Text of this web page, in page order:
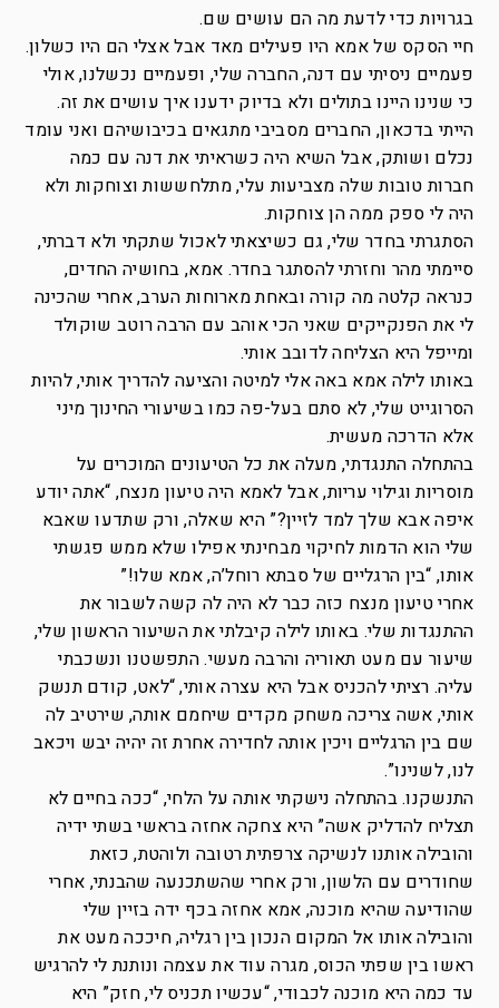
בגרויות כדי לדעת מה הם עושים שם.
חיי הסקס של אמא היו פעילים מאד אבל אצלי הם היו כשלון.
פעמיים ניסיתי עם דנה, החברה שלי, ופעמיים נכשלנו, אולי
כי שנינו היינו בתולים ולא בדיוק ידענו איך עושים את זה.
הייתי בדכאון, החברים מסביבי מתגאים בכיבושיהם ואני עומד
נכלם ושותק, אבל השיא היה כשראיתי את דנה עם כמה
חברות טובות שלה מצביעות עלי, מתלחששות וצוחקות ולא
היה לי ספק ממה הן צוחקות.
הסתגרתי בחדר שלי, גם כשיצאתי לאכול שתקתי ולא דברתי,
סיימתי מהר וחזרתי להסתגר בחדר. אמא, בחושיה החדים,
כנראה קלטה מה קורה ובאחת מארוחות הערב, אחרי שהכינה
לי את הפנקייקים שאני הכי אוהב עם הרבה רוטב שוקולד
ומייפל היא הצליחה לדובב אותי.
באותו לילה אמא באה אלי למיטה והציעה להדריך אותי, להיות
הסרוגייט שלי, לא סתם בעל-פה כמו בשיעורי החינוך מיני
אלא הדרכה מעשית.
בהתחלה התנגדתי, מעלה את כל הטיעונים המוכרים על
מוסריות וגילוי עריות, אבל לאמא היה טיעון מנצח, “אתה יודע
איפה אבא שלך למד לזיין?” היא שאלה, ורק שתדעו שאבא
שלי הוא הדמות לחיקוי מבחינתי אפילו שלא ממש פגשתי
אותו, “בין הרגליים של סבתא רוחל’ה, אמא שלו!”
אחרי טיעון מנצח כזה כבר לא היה לה קשה לשבור את
ההתנגדות שלי. באותו לילה קיבלתי את השיעור הראשון שלי,
שיעור עם מעט תאוריה והרבה מעשי. התפשטנו ונשכבתי
עליה. רציתי להכניס אבל היא עצרה אותי, “לאט, קודם תנשק
אותי, אשה צריכה משחק מקדים שיחמם אותה, שירטיב לה
שם בין הרגליים ויכין אותה לחדירה אחרת זה יהיה יבש ויכאב
לנו, לשנינו”.
התנשקנו. בהתחלה נישקתי אותה על הלחי, “ככה בחיים לא
תצליח להדליק אשה” היא צחקה אחזה בראשי בשתי ידיה
והובילה אותנו לנשיקה צרפתית רטובה ולוהטת, כזאת
שחודרים עם הלשון, ורק אחרי שהשתכנעה שהבנתי, אחרי
שהודיעה שהיא מוכנה, אמא אחזה בכף ידה בזיין שלי
והובילה אותו אל המקום הנכון בין רגליה, חיככה מעט את
ראשו בין שפתי הכוס, מגרה עוד את עצמה ונותנת לי להרגיש
עד כמה היא מוכנה לכבודי, “עכשיו תכניס לי, חזק” היא